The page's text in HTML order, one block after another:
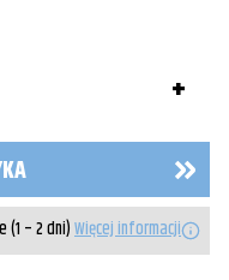
– 2 dni)Więcej informacji